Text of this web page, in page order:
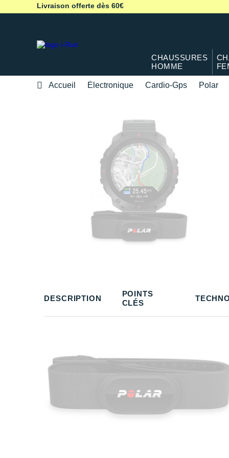
Livraison offerte dès 60€
CHAUSSURES
HOMME
Accueil Électronique Cardio-Gps Polar
DESCRIPTION
POINTS
CLÉS